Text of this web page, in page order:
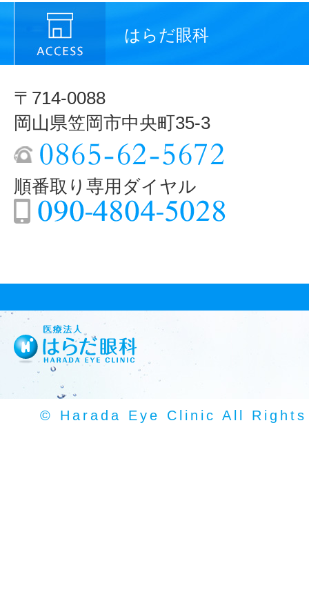
はらだ眼科
〒714-0088
岡山県笠岡市中央町35-3
順番取り専用ダイヤル
© Harada Eye Clinic All